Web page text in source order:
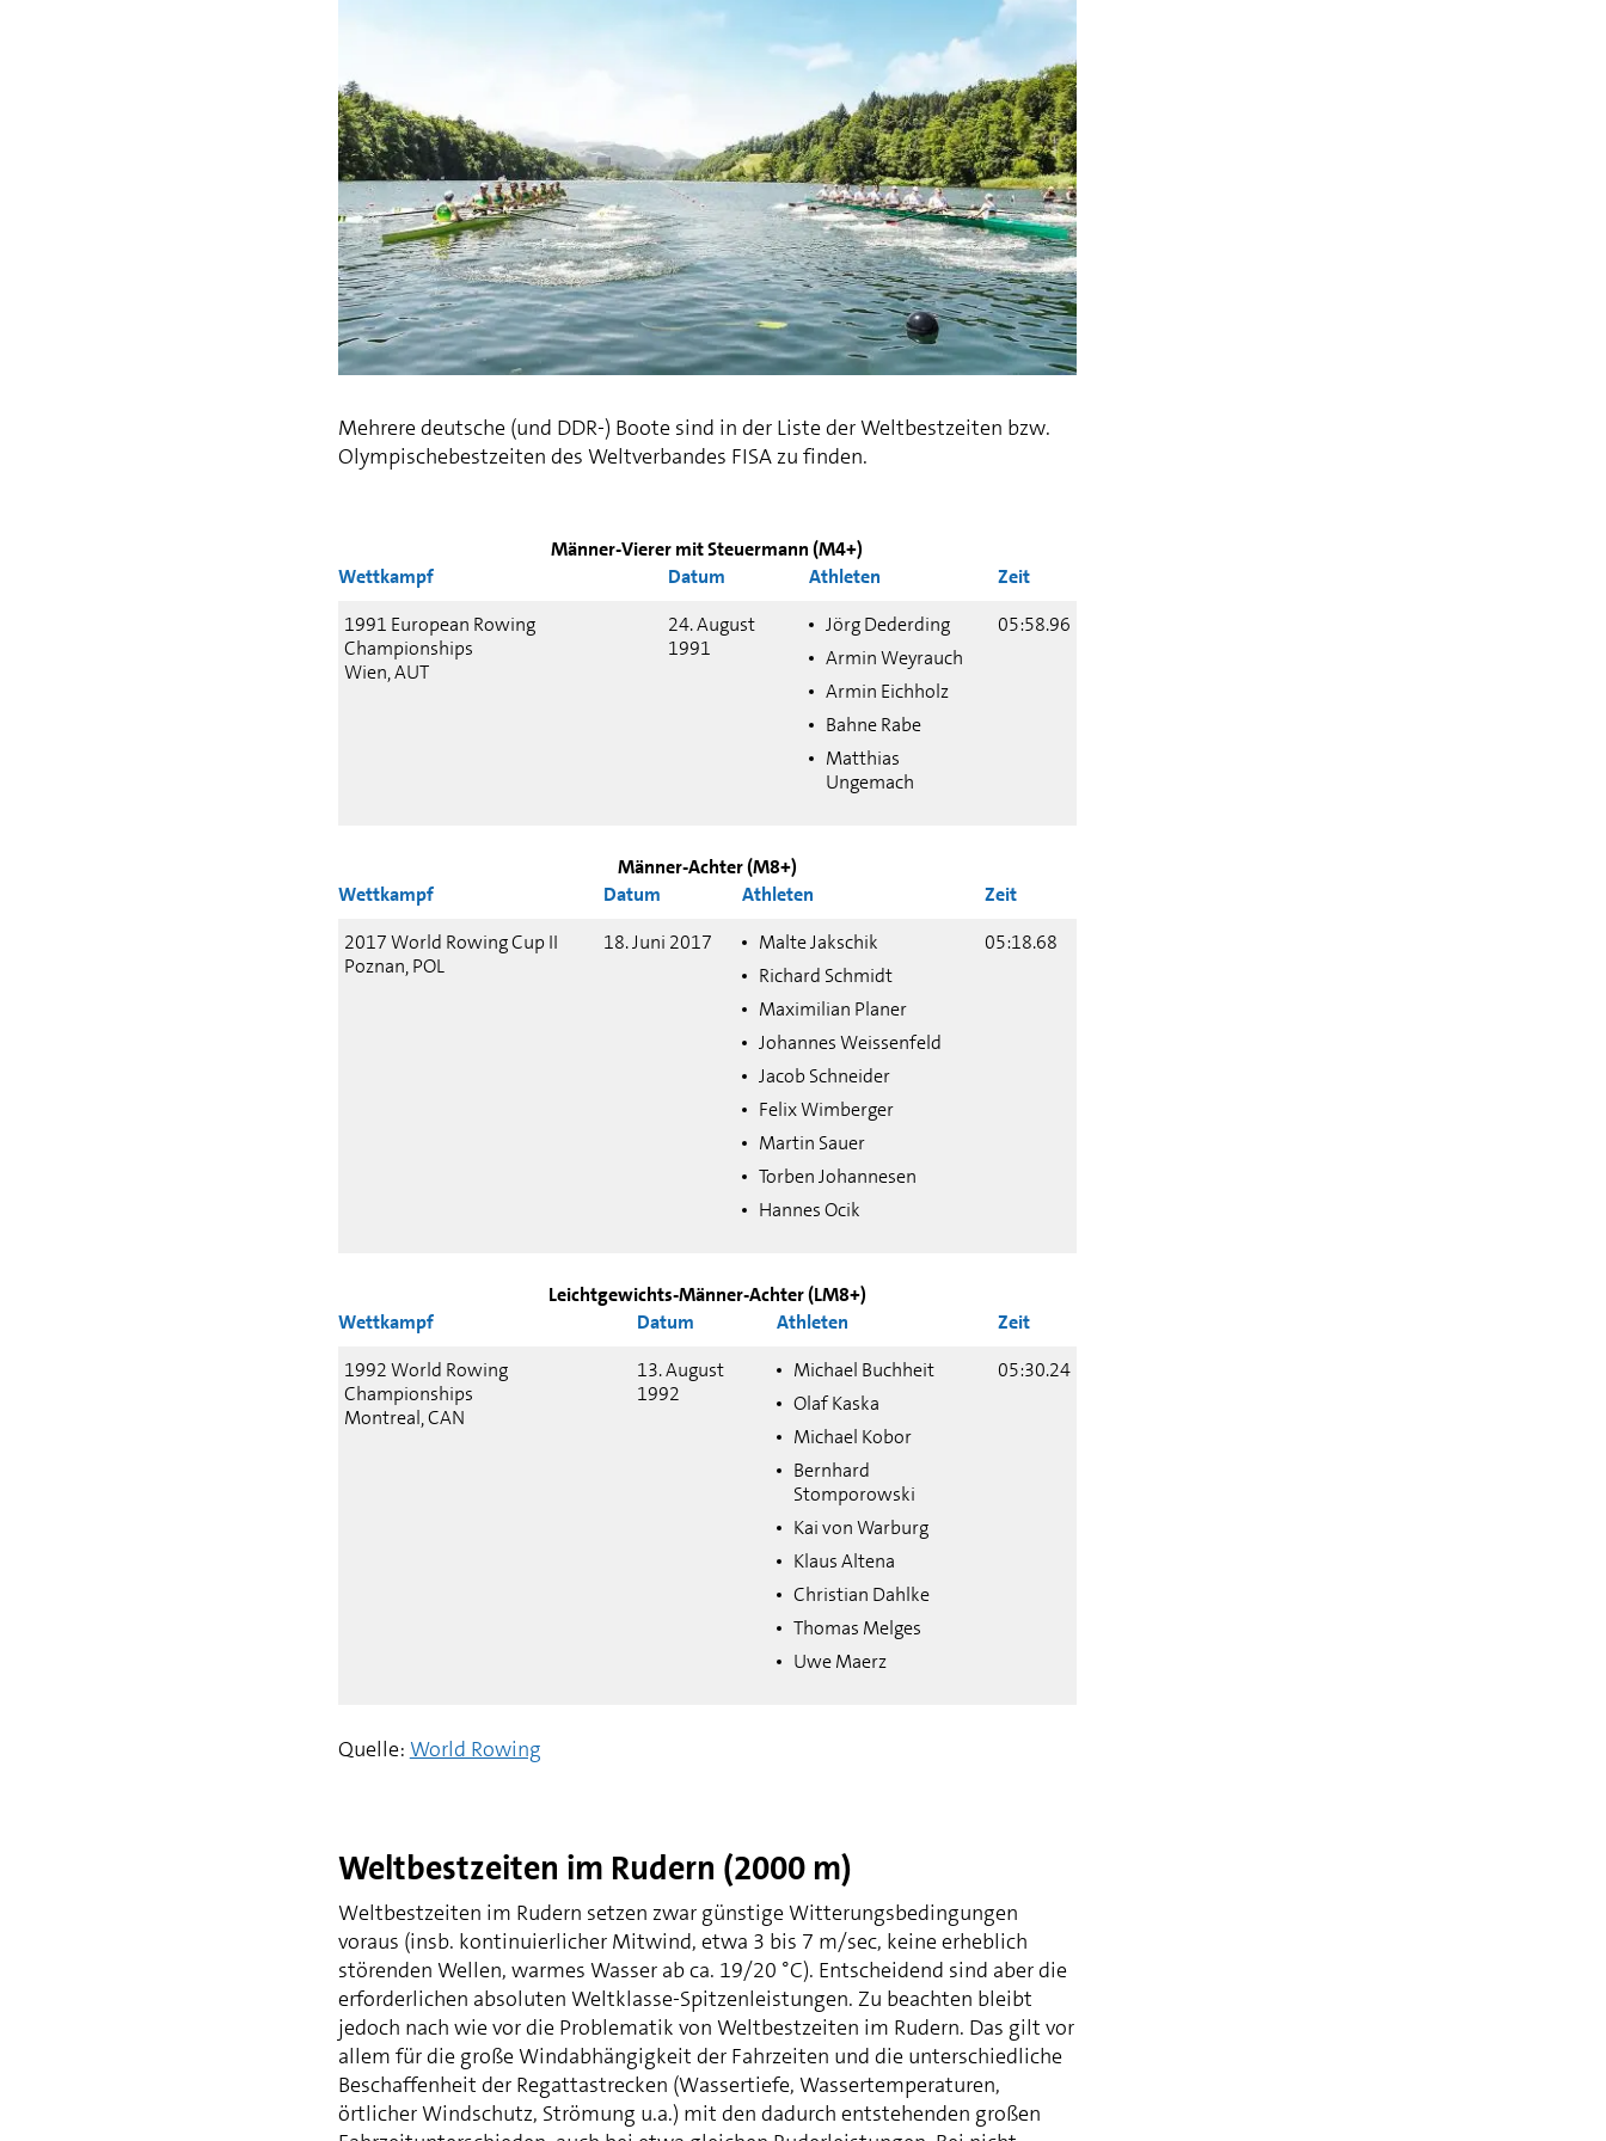
Mehrere deutsche (und DDR-) Boote sind in der Liste der Weltbestzeiten bzw.
Olympischebestzeiten des Weltverbandes FISA zu finden.
Männer-Vierer mit Steuermann (M4+)
Wettkampf
Datum Athleten
Zeit
1991 European Rowing
Championships
Wien, AUT
24. August
1991
Jörg Dederding
Armin Weyrauch
Armin Eichholz
Bahne Rabe
Matthias
Ungemach
05:58.96
Männer-Achter (M8+)
Wettkampf
Datum Athleten
Zeit
2017 World Rowing Cup II
Poznan, POL
18. Juni 2017
Malte Jakschik
Richard Schmidt
Maximilian Planer
Johannes Weissenfeld
Jacob Schneider
Felix Wimberger
Martin Sauer
Torben Johannesen
Hannes Ocik
05:18.68
Leichtgewichts-Männer-Achter (LM8+)
Wettkampf
Datum Athleten
Zeit
1992 World Rowing
Championships
Montreal, CAN
13. August
1992
Michael Buchheit
Olaf Kaska
Michael Kobor
Bernhard
Stomporowski
Kai von Warburg
Klaus Altena
Christian Dahlke
Thomas Melges
Uwe Maerz
05:30.24
Quelle: World Rowing
Weltbestzeiten im Rudern (2000 m)
Weltbestzeiten im Rudern setzen zwar günstige Witterungsbedingungen
voraus (insb. kontinuierlicher Mitwind, etwa 3 bis 7 m/sec, keine erheblich
störenden Wellen, warmes Wasser ab ca. 19/20 °C). Entscheidend sind aber die
erforderlichen absoluten Weltklasse-Spitzenleistungen. Zu beachten bleibt
jedoch nach wie vor die Problematik von Weltbestzeiten im Rudern. Das gilt vor
allem für die große Windabhängigkeit der Fahrzeiten und die unterschiedliche
Beschaffenheit der Regattastrecken (Wassertiefe, Wassertemperaturen,
örtlicher Windschutz, Strömung u.a.) mit den dadurch entstehenden großen